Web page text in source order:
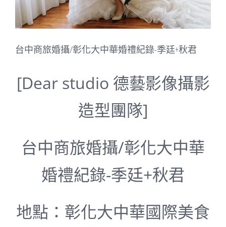
台中商旅婚攝/彰化大中華婚禮紀錄-季廷+秋君
[Dear studio 德藝影像攝影
造型團隊]
台中商旅婚攝/彰化大中華
婚禮紀錄-季廷+秋君
地點：彰化大中華國際美食